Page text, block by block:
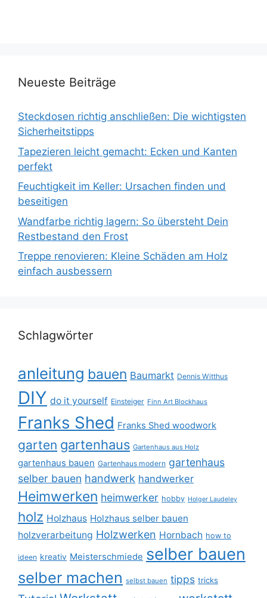
Neueste Beiträge
Steckdosen richtig anschließen: Die wichtigsten
Sicherheitstipps
Tapezieren leicht gemacht: Ecken und Kanten
perfekt
Feuchtigkeit im Keller: Ursachen finden und
beseitigen
Wandfarbe richtig lagern: So übersteht Dein
Restbestand den Frost
Treppe renovieren: Kleine Schäden am Holz
einfach ausbessern
Schlagwörter
anleitung bauen Baumarkt Dennis Witthus
DIY do it yourself Einsteiger Finn Art Blockhaus
Franks Shed Franks Shed woodwork
garten gartenhaus Gartenhaus aus Holz
gartenhaus bauen Gartenhaus modern gartenhaus
selber bauen handwerk handwerker
Heimwerken heimwerker hobby Holger Laudeley
holz Holzhaus Holzhaus selber bauen
holzverarbeitung Holzwerken Hornbach how to
ideen kreativ Meisterschmiede selber bauen
selber machen selbst bauen tipps tricks